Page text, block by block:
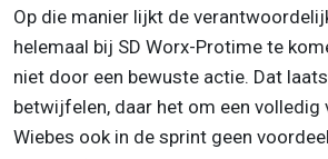
Op die manier lijkt de
helemaal bij SD Worx-Protime te
niet door een bewuste actie. Dat
betwijfelen, daar het om een volledig
Wiebes ook in de sprint geen